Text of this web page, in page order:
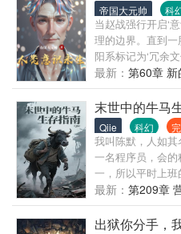
帝国大元帅 科
当赵战强行开启‘
理的边界。直到一
阳系标记为‘冗余
类文明争取最后一
遗留的‘方舟’。望
播：“我是赵战，
宙的法则，因他一
最新： 第60章 新
末世中的牛马
Qiie 科幻
我叫陈默，人如
一名程序员，会
一，所以平时上
颗陨石的坠落，彻
狂躁，世界开始
么生存下去呢？
最新： 第209章
出狱你分手，